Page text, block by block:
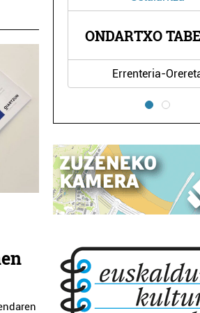
ONDARTXO TABERNA
Errenteria-Orereta